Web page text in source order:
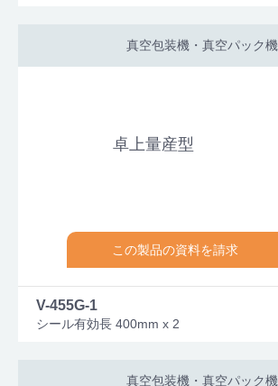
真空包装機・真空パック機
卓上量産型
この製品の資料を請求
V-455G-1
シール有効長 400mm x 2
真空包装機・真空パック機